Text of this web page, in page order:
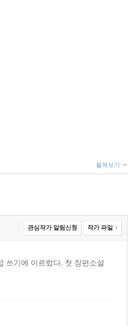
펼쳐보기
관심작가 알림신청 작가 파일
쓰기에 이르렀다. 첫 장편소설